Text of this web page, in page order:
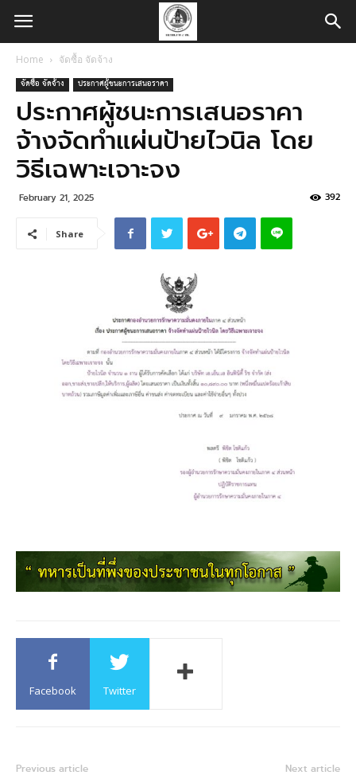
Home จัดซื้อ จัดจ้าง
จัดซื้อ จัดจ้าง ประกาศผู้ชนะการเสนอราคา
ประกาศผู้ชนะการเสนอราคา
จ้างจัดทำแผ่นป้ายไวนิล โดย
วิธีเฉพาะเจาะจง
February 21, 2025 392
Share
Facebook Twitter
Previous article Next article